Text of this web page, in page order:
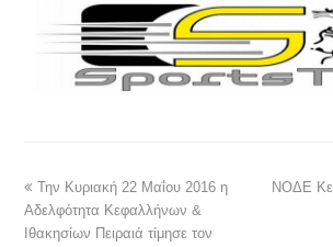
Την Κυριακή 22 Μαΐου 2016 η
Αδελφότητα Κεφαλλήνων &
Ιθακησίων Πειραιά τίμησε τον
ΝΟΔΕ